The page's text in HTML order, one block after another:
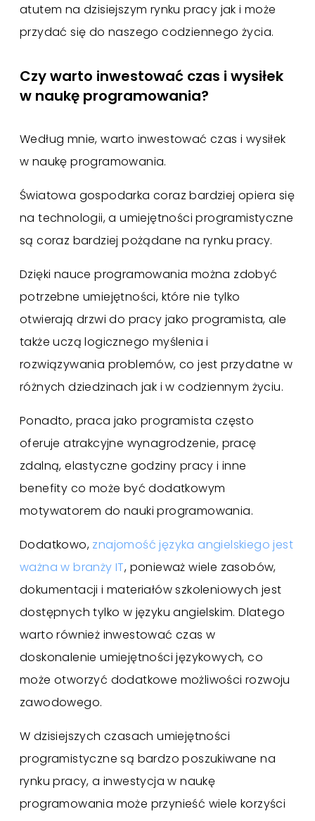
atutem na dzisiejszym rynku pracy jak i może
przydać się do naszego codziennego życia.
Czy warto inwestować czas i wysiłek
w naukę programowania?
Według mnie, warto inwestować czas i wysiłek
w naukę programowania.
Światowa gospodarka coraz bardziej opiera się
na technologii, a umiejętności programistyczne
są coraz bardziej pożądane na rynku pracy.
Dzięki nauce programowania można zdobyć
potrzebne umiejętności, które nie tylko
otwierają drzwi do pracy jako programista, ale
także uczą logicznego myślenia i
rozwiązywania problemów, co jest przydatne w
różnych dziedzinach jak i w codziennym życiu.
Ponadto, praca jako programista często
oferuje atrakcyjne wynagrodzenie, pracę
zdalną, elastyczne godziny pracy i inne
benefity co może być dodatkowym
motywatorem do nauki programowania.
Dodatkowo, znajomość języka angielskiego jest
ważna w branży IT, ponieważ wiele zasobów,
dokumentacji i materiałów szkoleniowych jest
dostępnych tylko w języku angielskim. Dlatego
warto również inwestować czas w
doskonalenie umiejętności językowych, co
może otworzyć dodatkowe możliwości rozwoju
zawodowego.
W dzisiejszych czasach umiejętności
programistyczne są bardzo poszukiwane na
rynku pracy, a inwestycja w naukę
programowania może przynieść wiele korzyści